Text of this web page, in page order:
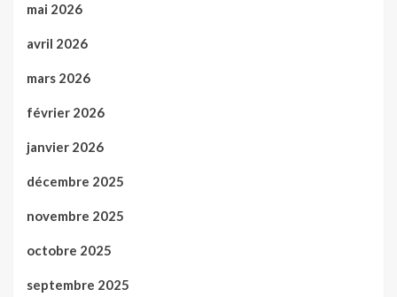
mai 2026
avril 2026
mars 2026
février 2026
janvier 2026
décembre 2025
novembre 2025
octobre 2025
septembre 2025